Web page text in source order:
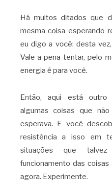
Há muitos ditados que
mesma coisa esperando
eu digo a você: desta
Vale a pena tentar, pelo
energia é para você.
Então, aqui está outro
algumas coisas que
esperava. E você
resistência a isso em
situações que
funcionamento das
agora. Experimente.